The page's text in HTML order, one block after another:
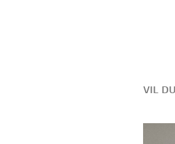
VIL